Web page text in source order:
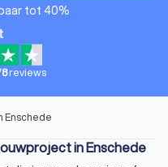
tot 40%
reviews
Enschede
in Enschede